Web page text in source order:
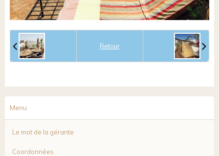
Retour
Menu
Le mot de la gérante
Coordonnées